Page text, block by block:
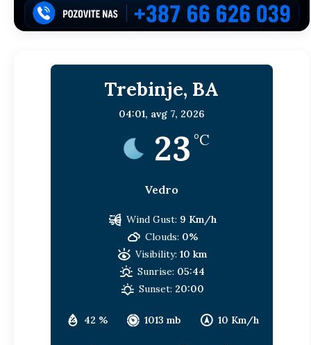
Trebinje, BA
04:01, avg 7, 2026
23 °C
Vedro
42 % 1013 mb 10 Km/h
Wind Gust: 9 Km/h
Clouds: 0%
Visibility: 10 km
Sunrise: 05:44
Sunset: 20:00